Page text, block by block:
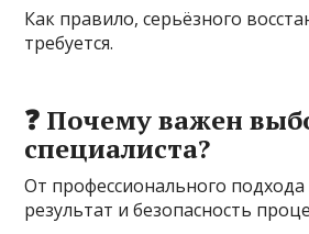
Как правило, серьёзного
требуется.
❓ Почему важен
специалиста?
От профессионального подхода
результат и безопасность